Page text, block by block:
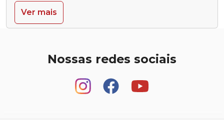
Ver mais
Nossas redes sociais